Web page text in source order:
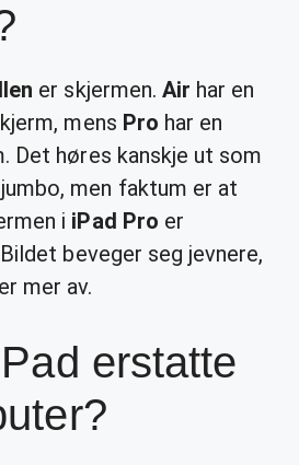
er skjermen. Air har en
mens Pro har en
Det høres kanskje ut som
men faktum er at
i iPad Pro er
beveger seg jevnere,
mer av.
erstatte